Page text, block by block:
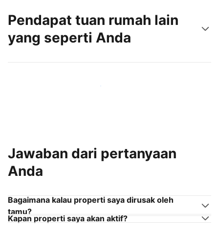
Pendapat tuan rumah lain
yang seperti Anda
Gabung dengan tuan rumah lain seperti Anda
Jawaban dari pertanyaan
Anda
Bagaimana kalau properti saya dirusak oleh
tamu?
Kapan properti saya akan aktif?